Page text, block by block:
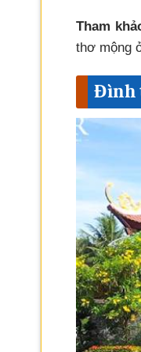
Tham
thơ mộng
Đình